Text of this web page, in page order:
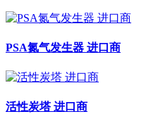
PSA氮气发生器 进口商
活性炭塔 进口商